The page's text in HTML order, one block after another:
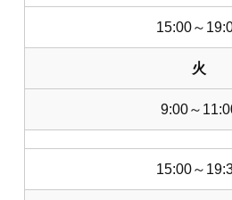
15:00～
火
9:00～
15:00～